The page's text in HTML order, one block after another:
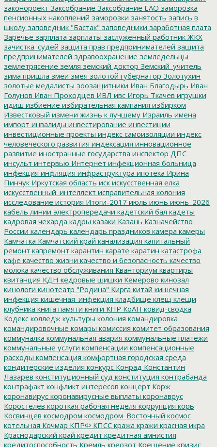
законороект Заксобрание Заксобрание ЕАО заморозка
пенсионных накоплений заморозки занятость запись в
школу заповедник "Бастак" заповедники заработная плата
Заречье зарплата зарплаты заслуженный работник ЖКХ
зачистка_судей защита прав предпринимателей защита
предпринимателей здравоохранение земледельцы
землетрясение земля земский доктор Земский_учитель
зима пришла змеи змея золотой губернатор Золотухин
золотые медалисты зоозащитники Иван Благодырь Иван
Голунов Иван Проходцев ИВЛ ивс Игорь Ткачев игрушки
идиш избиение избирательная кампания избирком
Известковый измени жизнь к лучшему Израиль имена
импорт инвалиды инвестирование инвестиции
инвестиционные проекты индекс самоизоляции индекс
человеческого развития индексация инновационное
развитие иностранные государства инспектор ДПС
инсульт интервью Интернет инфекционная больница
инфекция инфляция инфраструктура ипотека Ирина
Пинчук Иркутская область иск искусственная елка
искусственный_интеллект исправительная колония
исследование история Итоги-2017 июль июнь июнь_2026
кабель линии электропередачи кадетский бал кадеты
кадровая чехарда кадры казаки Казань Казначейство
России календарь календарь праздников камера камеры
Камчатка Камчатский край канализация капитальный
ремонт капремонт карантин карате каратин катастрофа
кафе качество жизни качество и безопасность качество
молока качество обслуживания Кванториум квартиры
квитанция КДН кедровые шишки Кемерово кинозал
кинологи кинотеатр "Родина" Кирга китай кишечная
инфекция кишечная_инфекция кладбище клещ клещи
клубника книга памяти книги КНР КоАП ковид-сводка
Кодекс колледж культуры колония командировка
командировочные комары комиссия комитет образования
коммуналка коммунальная авария коммунальные платежи
коммунальные услуги компенсации компенсационные
расходы компенсация комфортная городская среда
кондитерские изделия конкурс Конрад Константин
Лазарев конституционный суд конституция контрабанда
контрафакт конфликт интересов концерт Корж
коронавирус коронавирусные выплаты коронаврус
Коростелев короткая рабочая неделя коррупция корь
Косвинцев космодром космодром_Восточный космос
котельная Кочмар КПРФ КПСС кража кражи красная икра
Краснодарский край кредит кредитная амнистия
кредитоспособность Кремль креозот Крещение кризис